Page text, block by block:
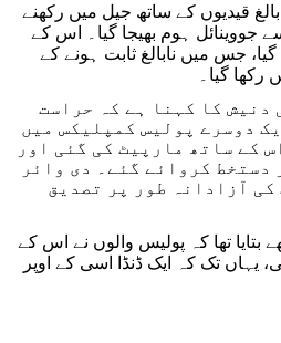
قیدیوں کے ساتھ جیل میں رکھنے
جون) کو اسے جووینائل ہوم بھیجا گیا۔ اس کے
جس میں نابالغ ثابت ہونے کے
گیا۔
دنیش کا کہنا ہے کہ حراست
دوسرے پولیس کمپلیکس میں
کے ساتھ مارپیٹ کی گئی اور
دستخط کروائے گئے۔ دی وائر
آزادانہ طور پر تصدیق
بتایا تھا کہ پولیس والوں نے اس کے
یہاں تک کہ ایک ڈنڈا اسی کے اوپر